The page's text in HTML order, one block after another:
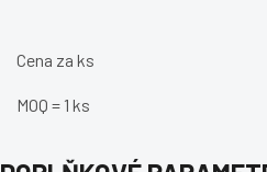
Cena za ks
MOQ = 1 ks